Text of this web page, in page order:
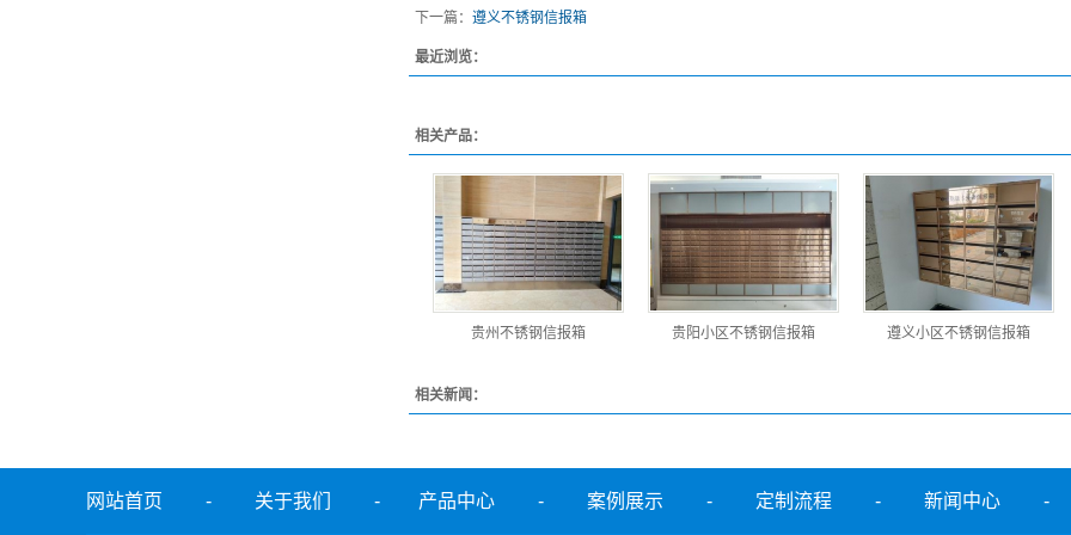
下一篇： 遵义不锈钢信报箱
最近浏览：
相关产品：
贵州不锈钢信报箱 贵阳小区不锈钢信报箱 遵义小区不锈钢信报箱
相关新闻：
网站首页 - 关于我们 - 产品中心 - 案例展示 - 定制流程 - 新闻中心